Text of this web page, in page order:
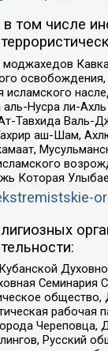
том числе
Нусра ли-
Тавхида Валь-
аш-Шам,
Которая
Семинария
Русский